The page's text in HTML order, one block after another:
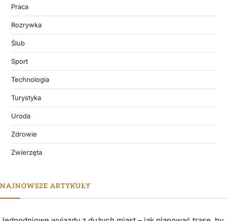
Praca
Rozrywka
Ślub
Sport
Technologia
Turystyka
Uroda
Zdrowie
Zwierzęta
NAJNOWSZE ARTYKUŁY